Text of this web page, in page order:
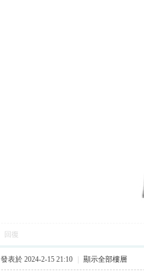
回復
發表於 2024-2-15 21:10 顯示全部樓層